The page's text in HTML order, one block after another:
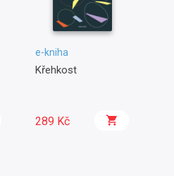
e-kniha
Křehkost
289 Kč